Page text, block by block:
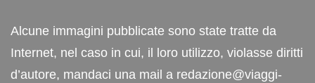
Alcune immagini pubblicate sono state tratte da
Internet, nel caso in cui, il loro utilizzo, violasse diritti
d’autore, mandaci una mail a redazione@viaggi-